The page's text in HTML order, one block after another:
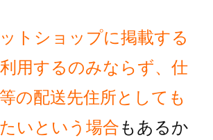
トショップに掲載する
用するのみならず、 仕
の配送先住所としても
いという 場合もあるか